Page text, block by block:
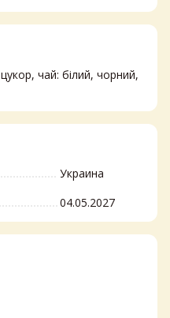
чай: білий, чорний,
Украина
04.05.2027